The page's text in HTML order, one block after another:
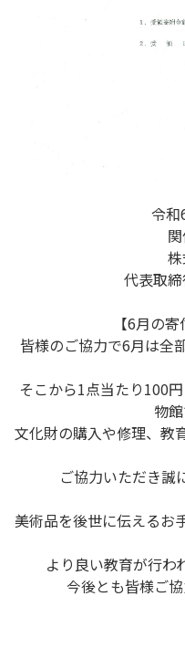
令和
代表取
【6月の
皆様のご協力で6月は全
そこから1点当たり100
物
文化財の購入や修理、教
ご協力いただき誠
美術品を後世に伝えるお
より良い教育が行わ
今後とも皆様ご協